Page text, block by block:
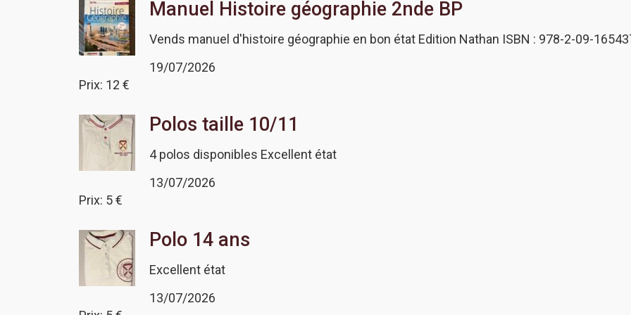
Manuel Histoire géographie 2nde BP
Vends manuel d'histoire géographie en bon état Edition Nathan ISBN : 978-2-09-
19/07/2026
Prix: 12 €
Polos taille 10/11
4 polos disponibles Excellent état
13/07/2026
Prix: 5 €
Polo 14 ans
Excellent état
13/07/2026